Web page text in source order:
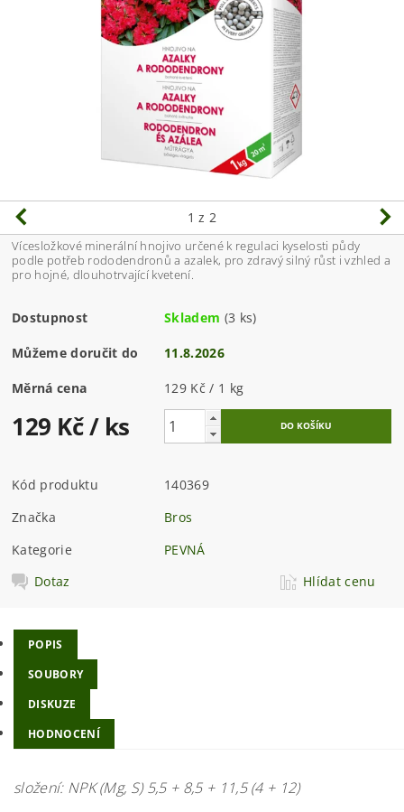
1 z 2
Vícesložkové minerální hnojivo určené k regulaci kyselosti půdy
podle potřeb rododendronů a azalek, pro zdravý silný růst i vzhled a
pro hojné, dlouhotrvající kvetení.
Dostupnost Skladem (3 ks)
Můžeme doručit do 11.8.2026
Měrná cena 129 Kč / 1 kg
129 Kč/ ks
Kód produktu
140369
Značka
Bros
Kategorie
PEVNÁ
Dotaz
Hlídat cenu
POPIS
SOUBORY
DISKUZE
HODNOCENÍ
složení: NPK (Mg, S) 5,5 + 8,5 + 11,5 (4 + 12)